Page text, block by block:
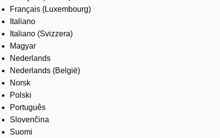
Français (Luxembourg)
Italiano
Italiano (Svizzera)
Magyar
Nederlands
Nederlands (België)
Norsk
Polski
Português
Slovenčina
Suomi